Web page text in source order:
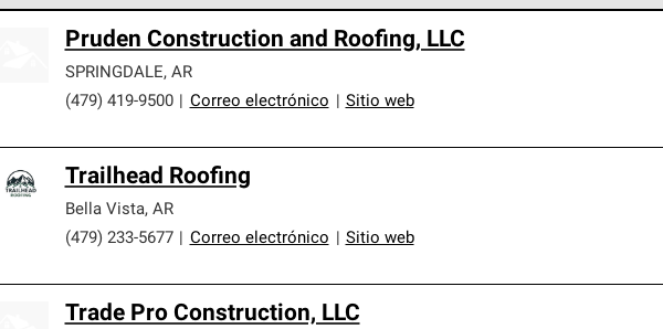
cumplen con altos estándares y requisitos estrictos de profesionalismo y confiabilidad.
Pruden Construction and Roofing, LLC
SPRINGDALE, AR
(479) 419-9500
Correo electrónico Sitio web
Trailhead Roofing
Bella Vista, AR
(479) 233-5677
Correo electrónico Sitio web
Trade Pro Construction, LLC